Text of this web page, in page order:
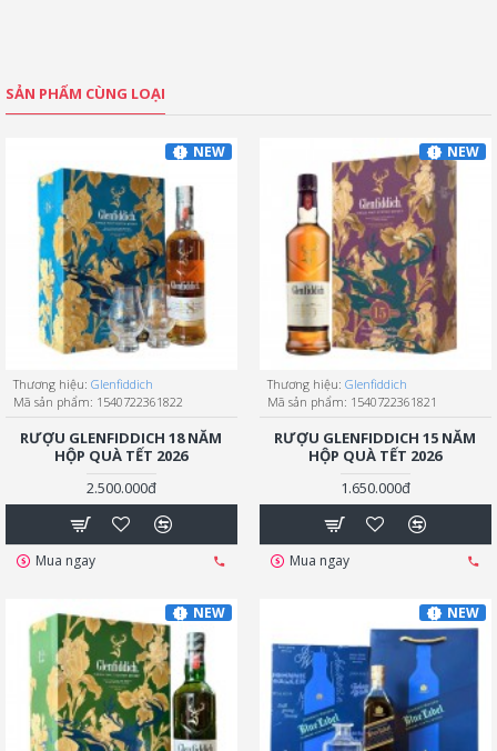
SẢN PHẨM CÙNG LOẠI
NEW
Thương hiệu: Glenfiddich
Mã sản phẩm: 1540722361822
RƯỢU GLENFIDDICH 18 NĂM
HỘP QUÀ TẾT 2026
2.500.000đ
Mua ngay
NEW
Thương hiệu: Glenfiddich
Mã sản phẩm: 1540722361821
RƯỢU GLENFIDDICH 15 NĂM
HỘP QUÀ TẾT 2026
1.650.000đ
Mua ngay
NEW NEW